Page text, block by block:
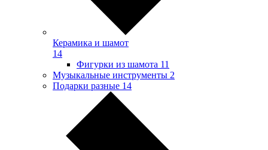
Керамика и шамот
14
Фигурки из шамота 11
Музыкальные инструменты 2
Подарки разные 14